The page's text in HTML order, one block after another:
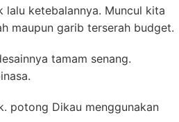
ketebalannya. Muncul kita
maupun garib terserah budget.
tamam senang.
potong Dikau menggunakan